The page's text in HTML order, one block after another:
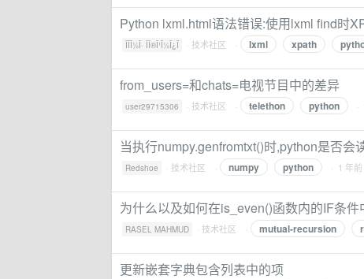
Python lxml.html语法错误:使用lxml find时
ÎÎ­Î½Î· ÎÎ®Î¹Î½Î¿Ï · 技术社区 · lxml xpath
from_users=和chats=电视节目中的差异
user29715306 · 技术社区 · telethon python
当执行numpy.genfromtxt()时,python是否会
Redshoe · 技术社区 · numpy python · 1 年前
为什么以及如何在is_even()函数内的IF条
RASEL MAHMUD · 技术社区 · mutual-recursion
更新嵌套字典包含列表中的项